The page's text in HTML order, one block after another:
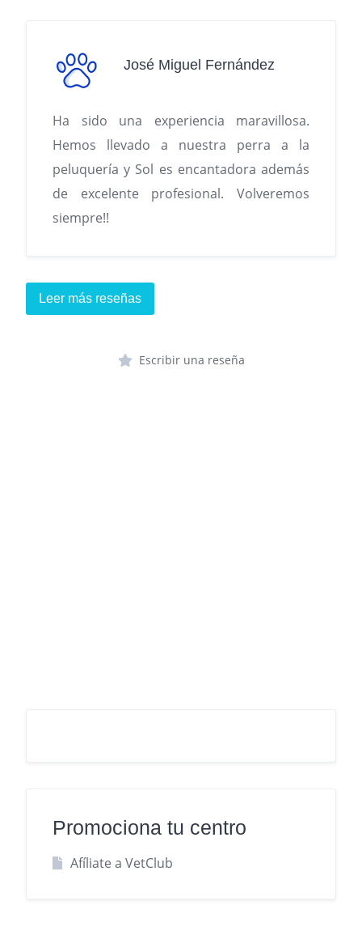
José Miguel Fernández
Ha sido una experiencia maravillosa.
Hemos llevado a nuestra perra a la
peluquería y Sol es encantadora además
de excelente profesional. Volveremos
siempre!!
Leer más reseñas
Escribir una reseña
Promociona tu centro
Afíliate a VetClub